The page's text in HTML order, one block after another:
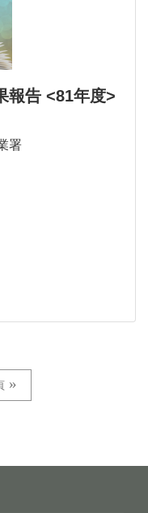
報告 <81年度>
署